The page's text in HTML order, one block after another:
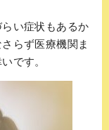
い症状もあるか
らず医療機関ま
です。